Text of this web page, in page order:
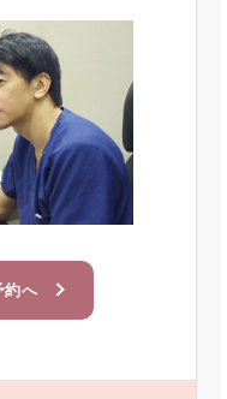
約へ